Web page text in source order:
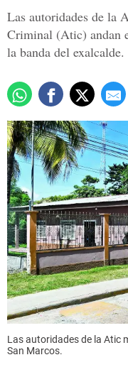
Las autoridades de la
Criminal (Atic) andan
la banda del exalcalde.
Las autoridades de la Atic
San Marcos.